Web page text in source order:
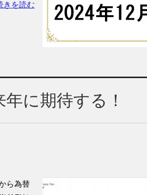
きを読む
に期待する！
ら為替